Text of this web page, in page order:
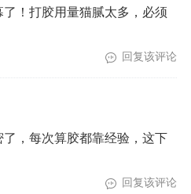
！打胶用量猫腻太多，必须
回复该评论
，每次算胶都靠经验，这下
回复该评论